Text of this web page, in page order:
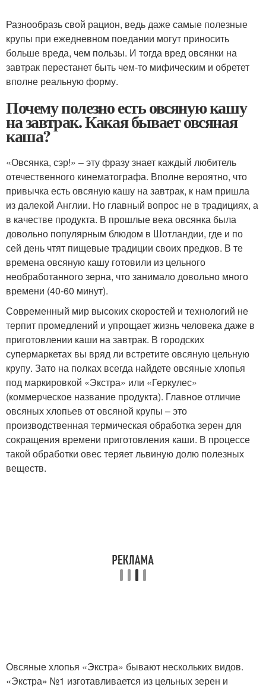
Разнообразь свой рацион, ведь даже самые полезные
крупы при ежедневном поедании могут приносить
больше вреда, чем пользы. И тогда вред овсянки на
завтрак перестанет быть чем-то мифическим и обретет
вполне реальную форму.
Почему полезно есть овсяную кашу
на завтрак. Какая бывает овсяная
каша?
«Овсянка, сэр!» – эту фразу знает каждый любитель
отечественного кинематографа. Вполне вероятно, что
привычка есть овсяную кашу на завтрак, к нам пришла
из далекой Англии. Но главный вопрос не в традициях, а
в качестве продукта. В прошлые века овсянка была
довольно популярным блюдом в Шотландии, где и по
сей день чтят пищевые традиции своих предков. В те
времена овсяную кашу готовили из цельного
необработанного зерна, что занимало довольно много
времени (40-60 минут).
Современный мир высоких скоростей и технологий не
терпит промедлений и упрощает жизнь человека даже в
приготовлении каши на завтрак. В городских
супермаркетах вы вряд ли встретите овсяную цельную
крупу. Зато на полках всегда найдете овсяные хлопья
под маркировкой «Экстра» или «Геркулес»
(коммерческое название продукта). Главное отличие
овсяных хлопьев от овсяной крупы – это
производственная термическая обработка зерен для
сокращения времени приготовления каши. В процессе
такой обработки овес теряет львиную долю полезных
веществ.
Овсяные хлопья «Экстра» бывают нескольких видов.
«Экстра» №1 изготавливается из цельных зерен и